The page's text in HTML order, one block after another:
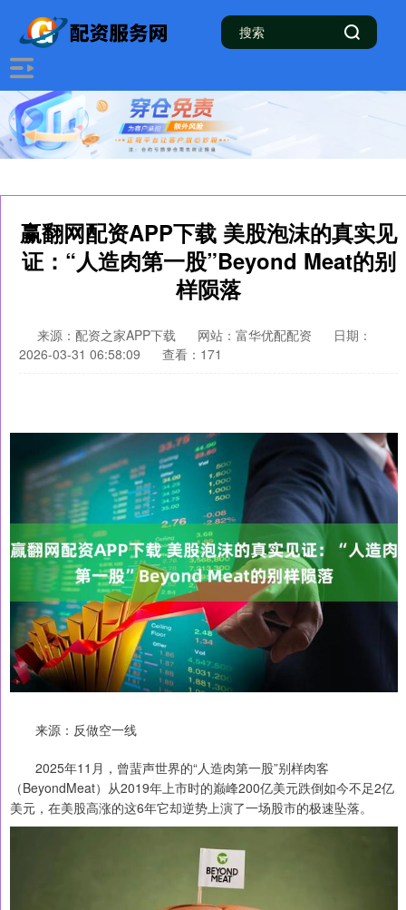
赢翻网配资APP下载 美股泡沫的真实见
证：“人造肉第一股”Beyond Meat的别
样陨落
来源：配资之家APP下载 网站：富华优配配资
日期：
2026-03-31 06:58:09
查看：171
来源：反做空一线
2025年11月，曾蜚声世界的“人造肉第一股”别样肉客
（BeyondMeat）从2019年上市时的巅峰200亿美元跌倒如今不足2亿
美元，在美股高涨的这6年它却逆势上演了一场股市的极速坠落。